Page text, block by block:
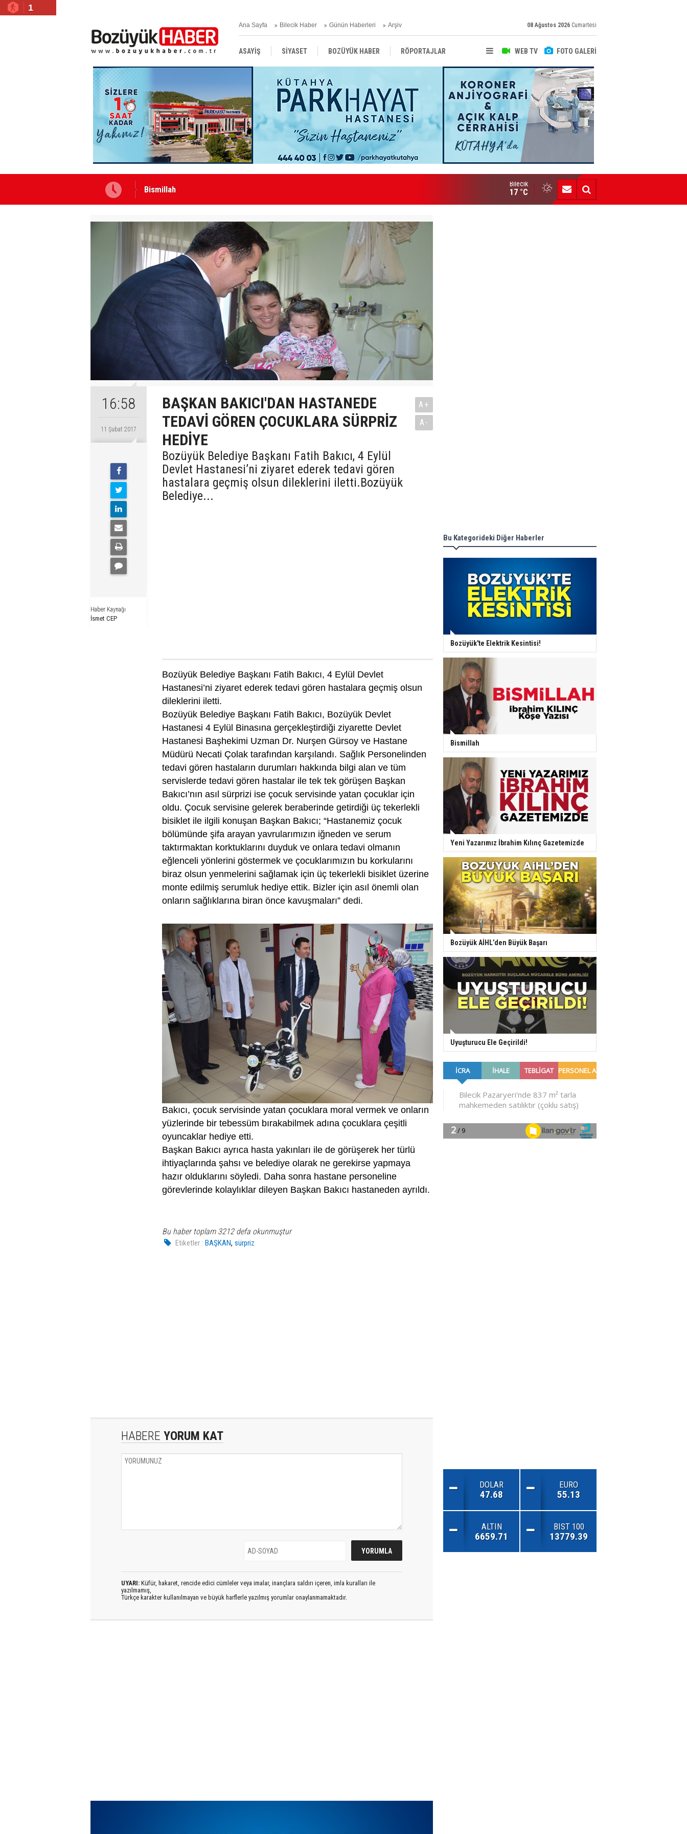
1
Ana Sayfa Bilecik Haber Günün Haberleri Arşiv 08 Ağustos 2026 Cumartesi
WEB TV FOTO GALERİ
ASAYİŞ SİYASET BOZÜYÜK HABER RÖPORTAJLAR
RESMİ İLANLAR
Bismillah Yeni Yazarımız İbrahim Kılınç Gazetemizde
Bilecik
17 °C
16:58
11 Şubat 2017
Haber Kaynağı
İsmet CEP
BAŞKAN BAKICI'DAN HASTANEDE
TEDAVİ GÖREN ÇOCUKLARA SÜRPRİZ
HEDİYE
Bozüyük Belediye Başkanı Fatih Bakıcı, 4 Eylül
Devlet Hastanesi’ni ziyaret ederek tedavi gören
hastalara geçmiş olsun dileklerini iletti.Bozüyük
Belediye...
A+
A-
Bozüyük Belediye Başkanı Fatih Bakıcı, 4 Eylül Devlet
Hastanesi’ni ziyaret ederek tedavi gören hastalara geçmiş olsun
dileklerini iletti.
Bozüyük Belediye Başkanı Fatih Bakıcı, Bozüyük Devlet
Hastanesi 4 Eylül Binasına gerçekleştirdiği ziyarette Devlet
Hastanesi Başhekimi Uzman Dr. Nurşen Gürsoy ve Hastane
Müdürü Necati Çolak tarafından karşılandı. Sağlık Personelinden
tedavi gören hastaların durumları hakkında bilgi alan ve tüm
servislerde tedavi gören hastalar ile tek tek görüşen Başkan
Bakıcı’nın asıl sürprizi ise çocuk servisinde yatan çocuklar için
oldu. Çocuk servisine gelerek beraberinde getirdiği üç tekerlekli
bisiklet ile ilgili konuşan Başkan Bakıcı; “Hastanemiz çocuk
bölümünde şifa arayan yavrularımızın iğneden ve serum
taktırmaktan korktuklarını duyduk ve onlara tedavi olmanın
eğlenceli yönlerini göstermek ve çocuklarımızın bu korkularını
biraz olsun yenmelerini sağlamak için üç tekerlekli bisiklet üzerine
monte edilmiş serumluk hediye ettik. Bizler için asıl önemli olan
onların sağlıklarına biran önce kavuşmaları” dedi.
Bakıcı, çocuk servisinde yatan çocuklara moral vermek ve onların
yüzlerinde bir tebessüm bırakabilmek adına çocuklara çeşitli
oyuncaklar hediye etti.
Başkan Bakıcı ayrıca hasta yakınları ile de görüşerek her türlü
ihtiyaçlarında şahsı ve belediye olarak ne gerekirse yapmaya
hazır olduklarını söyledi. Daha sonra hastane personeline
görevlerinde kolaylıklar dileyen Başkan Bakıcı hastaneden ayrıldı.
Bu haber toplam 3212 defa okunmuştur
Etiketler : BAŞKAN,sürpriz
HABERE YORUM KAT
UYARI: Küfür, hakaret, rencide edici cümleler veya imalar, inançlara saldırı içeren, imla kuralları ile
yazılmamış,
Türkçe karakter kullanılmayan ve büyük harflerle yazılmış yorumlar onaylanmamaktadır.
Bu Kategorideki Diğer Haberler
Bozüyük'te Elektrik Kesintisi!
Bismillah
Yeni Yazarımız İbrahim Kılınç Gazetemizde
Bozüyük AİHL’den Büyük Başarı
Uyuşturucu Ele Geçirildi!
DOLAR
47.68
EURO
55.13
ALTIN
6659.71
BIST 100
13779.39